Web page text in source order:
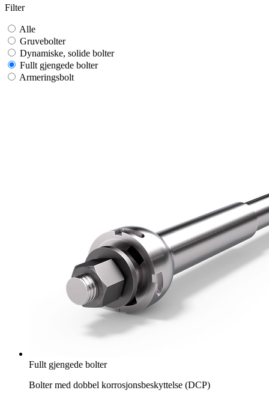
Filter
Alle
Gruvebolter
Dynamiske, solide bolter
Fullt gjengede bolter
Armeringsbolt
Fullt gjengede bolter
Bolter med dobbel korrosjonsbeskyttelse (DCP)